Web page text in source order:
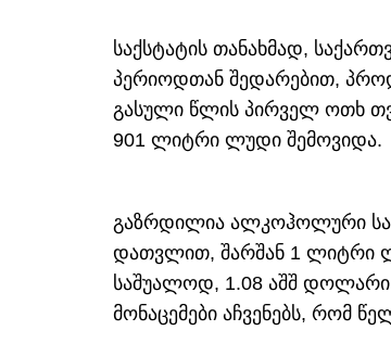
საქსტატის თანახმად,
პერიოდთან შედარებით,
გასული წლის პირველ ოთხ
901 ლიტრი ლუდი შემოვიდა.
გაზრდილია ალკოჰოლური
დათვლით, შარშან 1 ლიტრი
საშუალოდ, 1.08 აშშ
მონაცემები აჩვენებს, რომ